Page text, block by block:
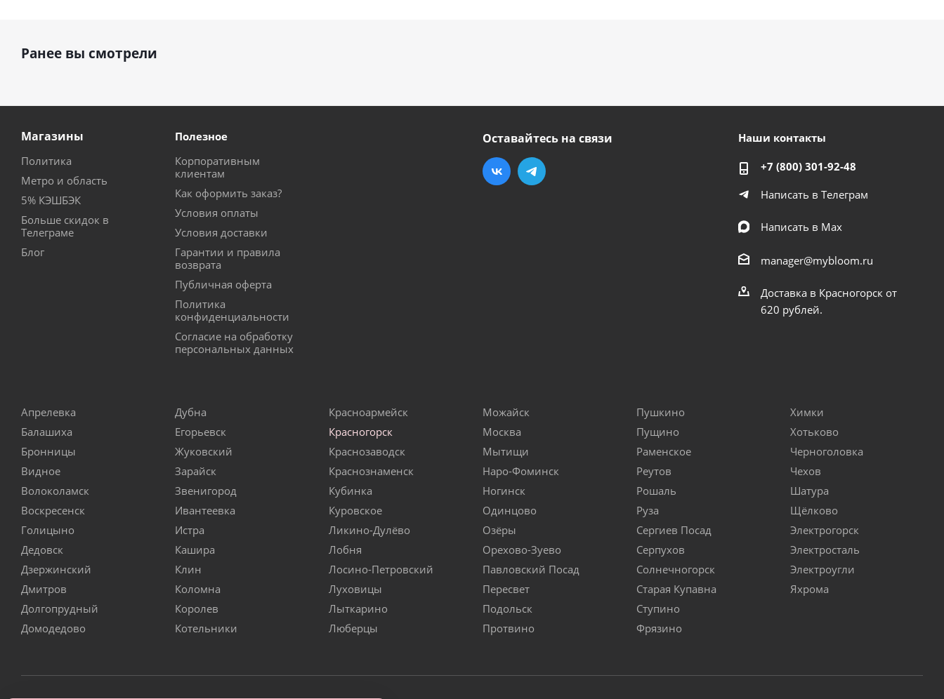
Ранее вы смотрели
Магазины
Политика
Метро и область
5% КЭШБЭК
Больше скидок в
Телеграме
Блог
Полезное
Корпоративным
клиентам
Как оформить заказ?
Условия оплаты
Условия доставки
Гарантии и правила
возврата
Публичная оферта
Политика
конфиденциальности
Согласие на обработку
персональных данных
Оставайтесь на связи Наши контакты
+7 (800) 301-92-48
Написать в Телеграм
Написать в Мах
manager@mybloom.ru
Доставка в Красногорск от
620 рублей.
Апрелевка
Балашиха
Бронницы
Видное
Волоколамск
Воскресенск
Голицыно
Дедовск
Дзержинский
Дмитров
Долгопрудный
Домодедово
Дубна
Егорьевск
Жуковский
Зарайск
Звенигород
Ивантеевка
Истра
Кашира
Клин
Коломна
Королев
Котельники
Красноармейск
Красногорск
Краснозаводск
Краснознаменск
Кубинка
Куровское
Ликино-Дулёво
Лобня
Лосино-Петровский
Луховицы
Лыткарино
Люберцы
Можайск
Москва
Мытищи
Наро-Фоминск
Ногинск
Одинцово
Озёры
Орехово-Зуево
Павловский Посад
Пересвет
Подольск
Протвино
Пушкино
Пущино
Раменское
Реутов
Рошаль
Руза
Сергиев Посад
Серпухов
Солнечногорск
Старая Купавна
Ступино
Фрязино
Химки
Хотьково
Черноголовка
Чехов
Шатура
Щёлково
Электрогорск
Электросталь
Электроугли
Яхрома